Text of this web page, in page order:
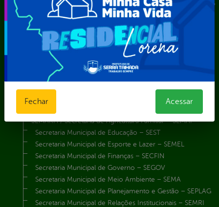
Instituto de Previdência Própria dos Servidores Públicos do
Município de Serra Talhada-IPPS
Obras e Infraestrutura
Procuradoria Geral do Município
Secretaria de Comunicação Social e Audiovisual
Secretaria de Desenvolvimento Econômico e Turismo
Secretaria de Iluminação Pública e Energia Elétrica
Secretaria Municipal de Administração – SAD
SEMARH / Secretaria de Agricultura Familiar – SEMAF
Secretaria Municipal de Educação – SEST
Secretaria Municipal de Esporte e Lazer – SEMEL
Secretaria Municipal de Finanças – SECFIN
Secretaria Municipal de Governo – SEGOV
Secretaria Municipal de Meio Ambiente – SEMA
Secretaria Municipal de Planejamento e Gestão – SEPLAG
Secretaria Municipal de Relações Institucionais – SEMRI
Fechar Acessar